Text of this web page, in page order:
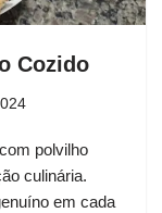
Cozido
polvilho
culinária.
em cada